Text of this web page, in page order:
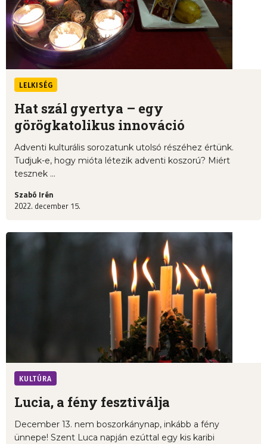
LELKISÉG
Hat szál gyertya – egy
görögkatolikus innováció
Adventi kulturális sorozatunk utolsó részéhez értünk.
Tudjuk-e, hogy mióta létezik adventi koszorú? Miért
tesznek ...
Szabó Irén
2022. december 15.
KULTÚRA
Lucia, a fény fesztiválja
December 13. nem boszorkánynap, inkább a fény
ünnepe! Szent Luca napján ezúttal egy kis karibi